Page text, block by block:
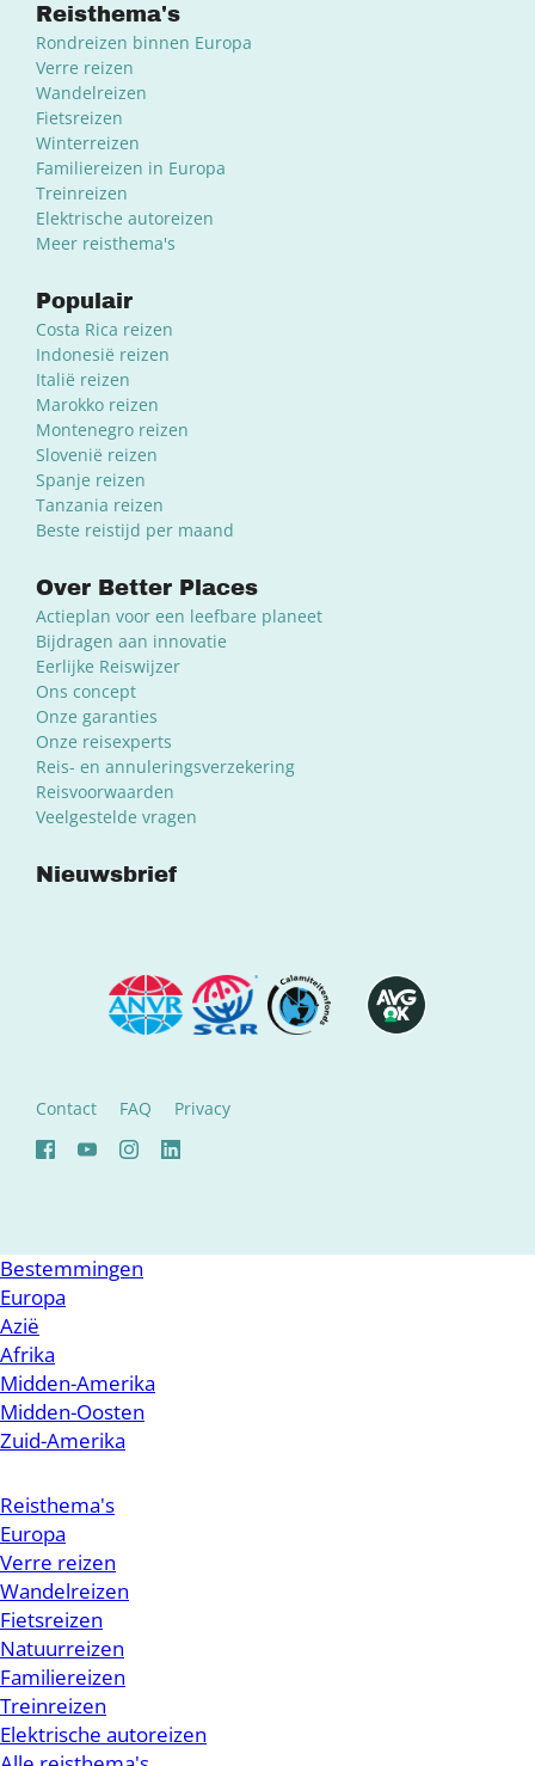
Reisthema's
Rondreizen binnen Europa
Verre reizen
Wandelreizen
Fietsreizen
Winterreizen
Familiereizen in Europa
Treinreizen
Elektrische autoreizen
Meer reisthema's
Populair
Costa Rica reizen
Indonesië reizen
Italië reizen
Marokko reizen
Montenegro reizen
Slovenië reizen
Spanje reizen
Tanzania reizen
Beste reistijd per maand
Over Better Places
Actieplan voor een leefbare planeet
Bijdragen aan innovatie
Eerlijke Reiswijzer
Ons concept
Onze garanties
Onze reisexperts
Reis- en annuleringsverzekering
Reisvoorwaarden
Veelgestelde vragen
Nieuwsbrief
Contact FAQ Privacy
Bestemmingen
Europa
Azië
Afrika
Midden-Amerika
Midden-Oosten
Zuid-Amerika
Reisthema's
Europa
Verre reizen
Wandelreizen
Fietsreizen
Natuurreizen
Familiereizen
Treinreizen
Elektrische autoreizen